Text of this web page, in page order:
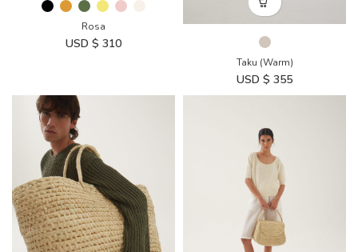
Rosa
USD $ 310
Taku (Warm)
USD $ 355